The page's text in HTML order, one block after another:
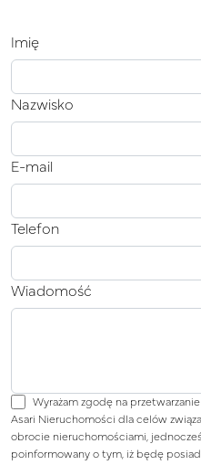
Imię
Nazwisko
E-mail
Telefon
Wiadomość
Wyrażam zgodę na
Asari Nieruchomości dla celów
obrocie nieruchomościami,
poinformowany o tym, iż będę